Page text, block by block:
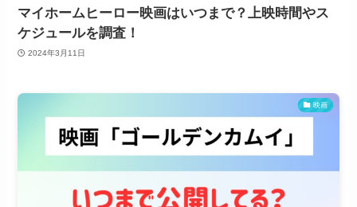
マイホームヒーロー映画はいつまで？上映時間やス
ケジュールを調査！
2024年3月11日
映画